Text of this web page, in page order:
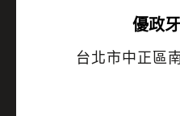
優政
台北市中正區